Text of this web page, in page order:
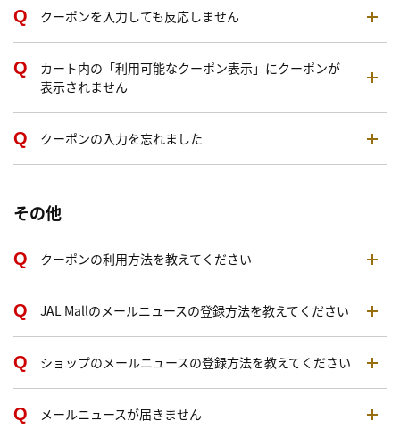
クーポンを入力しても反応しません
カート内の「利用可能なクーポン表示」にクーポンが
表示されません
クーポンの入力を忘れました
その他
クーポンの利用方法を教えてください
JAL Mallのメールニュースの登録方法を教えてください
ショップのメールニュースの登録方法を教えてください
メールニュースが届きません